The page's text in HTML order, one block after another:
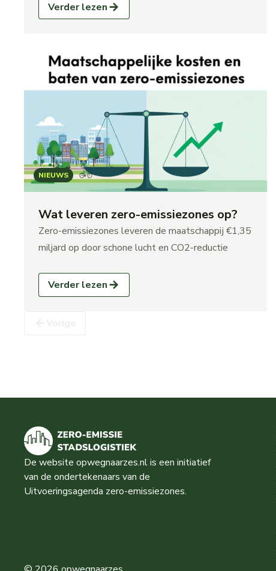
Verder lezen
NIEUWS
Wat leveren zero-emissiezones op?
Zero-emissiezones leveren de maatschappij €1,35
miljard op door schone lucht en CO2-reductie
Verder lezen
De website opwegnaarzes.nl is een initiatief
van de ondertekenaars van de
Uitvoeringsagenda zero-emissiezones.